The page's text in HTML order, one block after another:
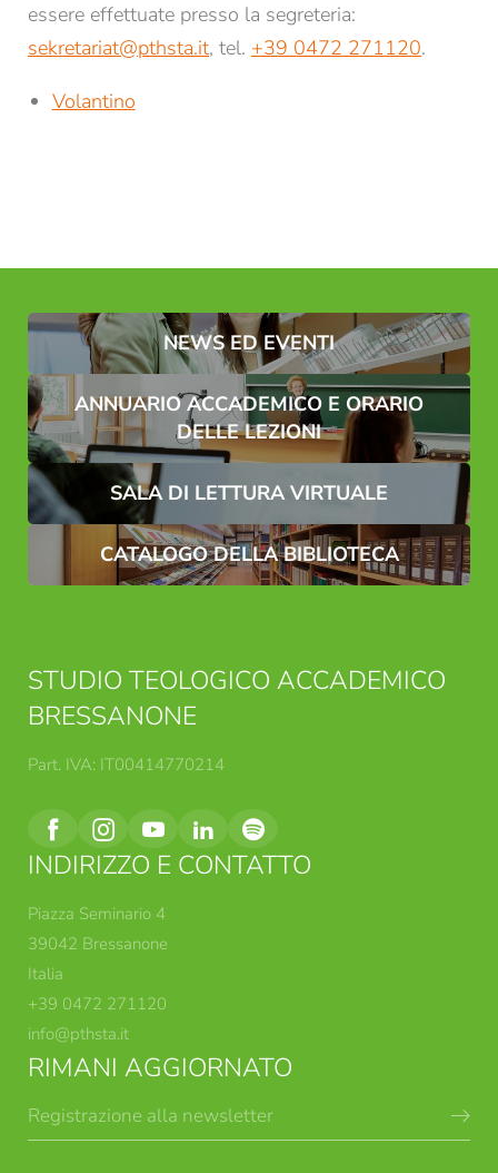
essere effettuate presso la segreteria:
sekretariat@pthsta.it, tel. +39 0472 271120.
Volantino
NEWS ED EVENTI
ANNUARIO ACCADEMICO E ORARIO
DELLE LEZIONI
SALA DI LETTURA VIRTUALE
CATALOGO DELLA BIBLIOTECA
STUDIO TEOLOGICO ACCADEMICO
BRESSANONE
Part. IVA: IT00414770214
INDIRIZZO E CONTATTO
Piazza Seminario 4
39042 Bressanone
Italia
+39 0472 271120
info@pthsta.it
RIMANI AGGIORNATO
Registrazione alla newsletter
Invia